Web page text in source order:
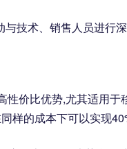
技术、销售人员进行
性价比优势,尤其适用于
样的成本下可以实现